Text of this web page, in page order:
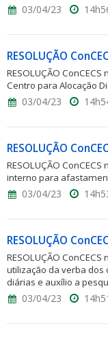
03/04/23
RESOLUÇÃO
RESOLUÇÃO
Centro para Alocação
03/04/23
RESOLUÇÃO
RESOLUÇÃO
interno para
03/04/23
RESOLUÇÃO
RESOLUÇÃO
utilização da verba dos
diárias e auxílio a
03/04/23